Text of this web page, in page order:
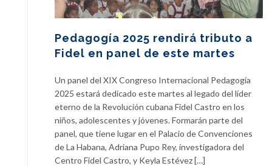
Pedagogía 2025 rendirá tributo a
Fidel en panel de este martes
Un panel del XIX Congreso Internacional Pedagogía
2025 estará dedicado este martes al legado del líder
eterno de la Revolución cubana Fidel Castro en los
niños, adolescentes y jóvenes. Formarán parte del
panel, que tiene lugar en el Palacio de Convenciones
de La Habana, Adriana Pupo Rey, investigadora del
Centro Fidel Castro, y Keyla Estévez […]